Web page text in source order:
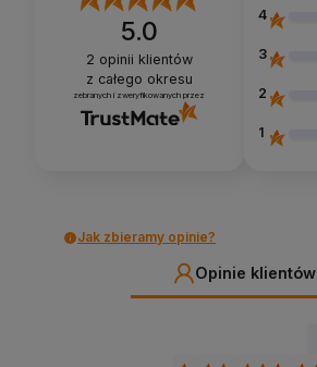
5.0
2 opinii klientów
z całego okresu
zebranych i zweryfikowanych przez
4
3
2
1
Jak zbieramy opinie?
Opinie klientów